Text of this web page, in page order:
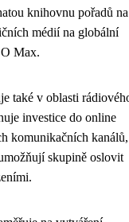
knihovnu pořadů na
médií na globální
Max.
také v oblasti
investice do online
komunikačních kanálů,
skupině oslovit